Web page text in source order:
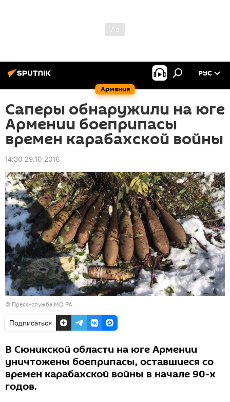
Армения
РУС
Саперы обнаружили на юге
Армении боеприпасы
времен карабахской войны
14:30 29.10.2016
© Пресс-служба МО РА
Подписаться
В Сюникской области на юге Армении
уничтожены боеприпасы, оставшиеся со
времен карабахской войны в начале 90-х
годов.